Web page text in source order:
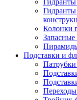
Колонки
Запасные
Подставки и